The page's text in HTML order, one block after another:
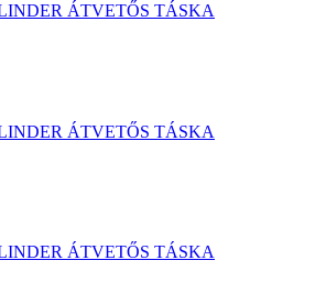
ÁTVETŐS TÁSKA
ÁTVETŐS TÁSKA
ÁTVETŐS TÁSKA